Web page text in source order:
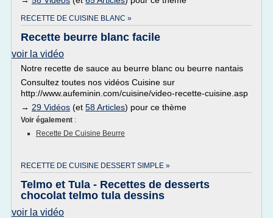
RECETTE DE CUISINE BLANC »
Recette beurre blanc facile
voir la vidéo
Notre recette de sauce au beurre blanc ou beurre nantais
Consultez toutes nos vidéos Cuisine sur
http://www.aufeminin.com/cuisine/video-recette-cuisine.asp
→ 29 Vidéos (et 58 Articles) pour ce thème
Voir également :
Recette De Cuisine Beurre
RECETTE DE CUISINE DESSERT SIMPLE »
Telmo et Tula - Recettes de desserts
chocolat telmo tula dessins
voir la vidéo